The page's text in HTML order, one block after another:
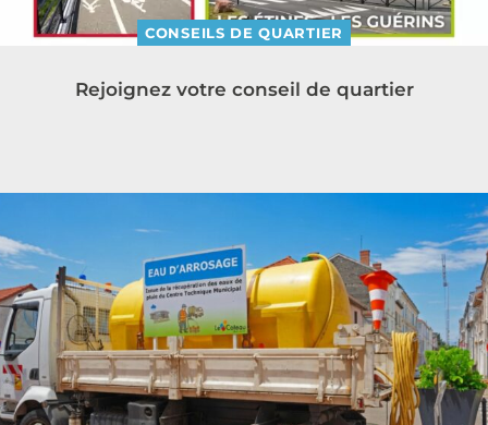
CONSEILS DE QUARTIER
Rejoignez votre conseil de quartier